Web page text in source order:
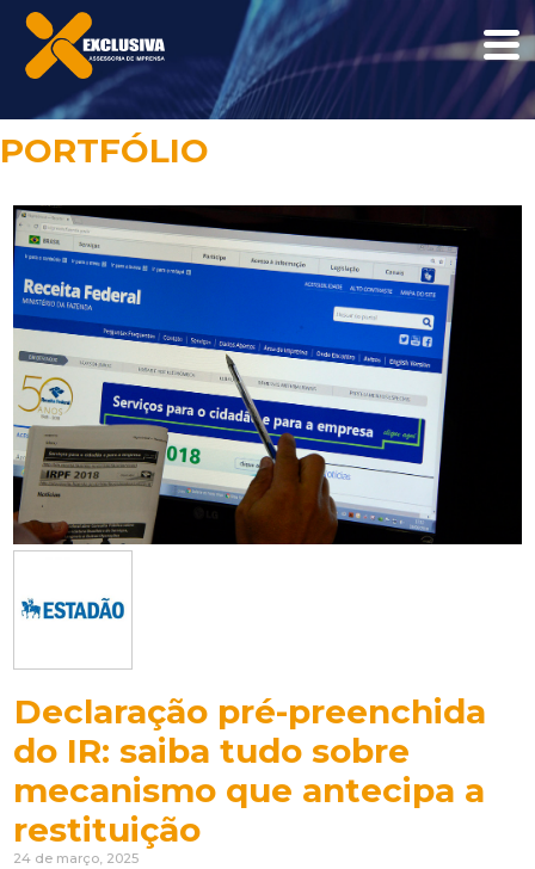
PORTFÓLIO
Declaração pré-preenchida
do IR: saiba tudo sobre
mecanismo que antecipa a
restituição
24 de março, 2025